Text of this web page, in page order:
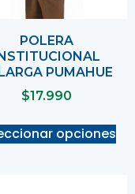
POLERA
PUMAHUE
$17.990
opciones